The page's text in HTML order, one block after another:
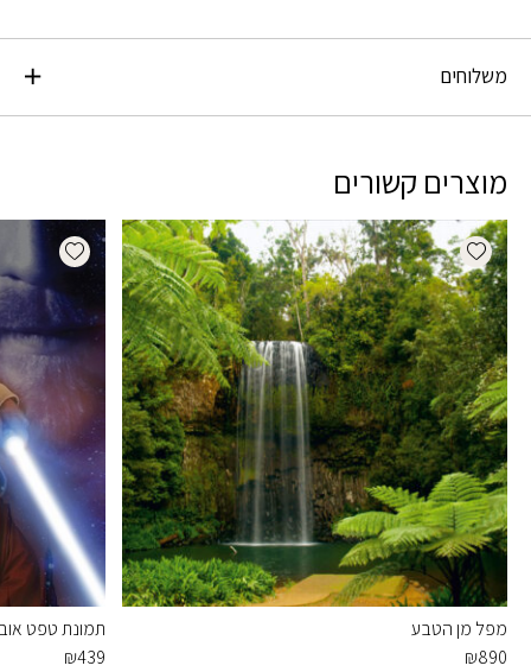
משלוחים
מוצרים קשורים
Add wishlist
מפל מן הטבע
₪890
wishlist
תמונת טפט אובי
₪439